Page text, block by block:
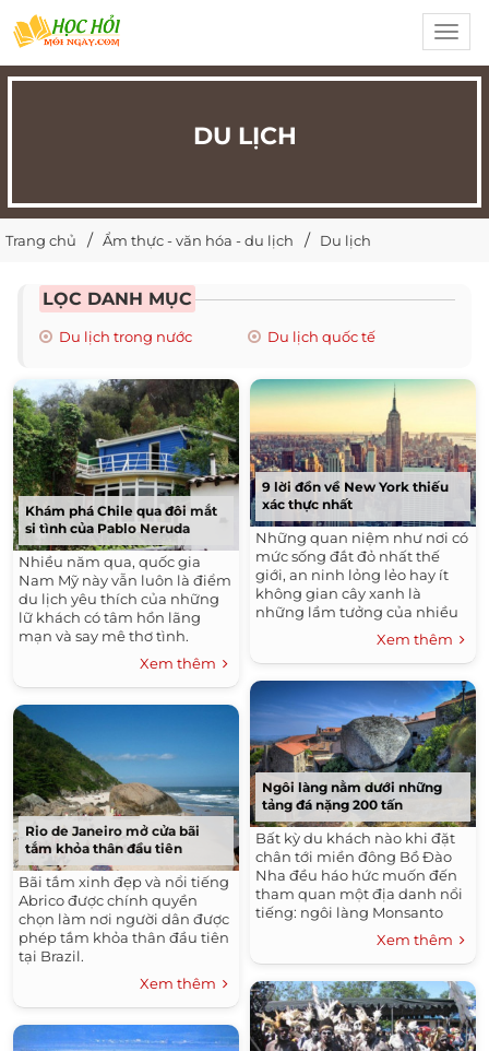
DU LỊCH
Trang chủ Ẩm thực - văn hóa - du lịch Du lịch
LỌC DANH MỤC
Du lịch trong nước Du lịch quốc tế
Khám phá Chile qua đôi mắt
si tình của Pablo Neruda
Nhiều năm qua, quốc gia
Nam Mỹ này vẫn luôn là điểm
du lịch yêu thích của những
lữ khách có tâm hồn lãng
mạn và say mê thơ tình.
Xem thêm
Rio de Janeiro mở cửa bãi
tắm khỏa thân đầu tiên
Bãi tắm xinh đẹp và nổi tiếng
Abrico được chính quyền
chọn làm nơi người dân được
phép tắm khỏa thân đầu tiên
tại Brazil.
Xem thêm
9 lời đồn về New York thiếu
xác thực nhất
Những quan niệm như nơi có
mức sống đắt đỏ nhất thế
giới, an ninh lỏng lẻo hay ít
không gian cây xanh là
những lầm tưởng của nhiều
du khách khi nhắc đến New
Xem thêm
Ngôi làng nằm dưới những
tảng đá nặng 200 tấn
Bất kỳ du khách nào khi đặt
chân tới miền đông Bồ Đào
Nha đều háo hức muốn đến
tham quan một địa danh nổi
tiếng: ngôi làng Monsanto
nằm trên đỉnh núi cao.
Xem thêm